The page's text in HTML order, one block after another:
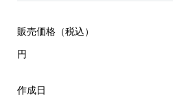
販売価格（税込）
円
作成日